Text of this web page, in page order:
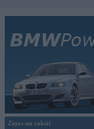
Ziņas un raksti